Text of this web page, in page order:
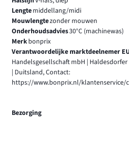
Lengtemiddellang/midi
Mouwlengtezonder mouwen
Onderhoudsadvies30°C (machinewas)
Merkbonprix
Verantwoordelijke marktdeelnemer
Handelsgesellschaft mbH |
| Duitsland, Contact:
https://www.bonprix.nl/klantenservice/
Bezorging